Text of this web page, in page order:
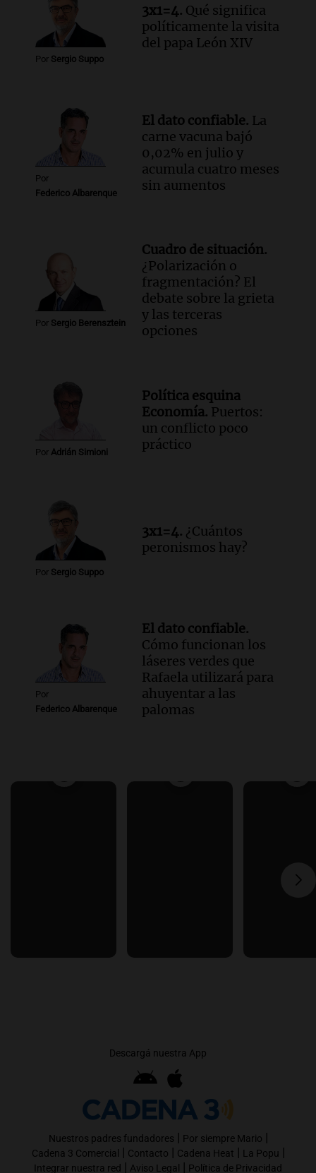
Audio.
Osvaldo Jaldo busca unificar
criterios con gobernadores del norte
argentino en Buenos Aires
Panorama Federal
Córdoba a pesar del sol en Carlos Paz
Noticias
Episodios
Por Sergio Suppo
3x1=4. Qué significa
políticamente la visita
del papa León XIV
Por
Federico Albarenque
El dato confiable. La
carne vacuna bajó
0,02% en julio y
acumula cuatro meses
sin aumentos
Por Sergio Berensztein
Cuadro de situación.
¿Polarización o
fragmentación? El
debate sobre la grieta
y las terceras
opciones
Por Adrián Simioni
Política esquina
Economía. Puertos:
un conflicto poco
práctico
Por Sergio Suppo
3x1=4. ¿Cuántos
peronismos hay?
Por
Federico Albarenque
El dato confiable.
Cómo funcionan los
láseres verdes que
Rafaela utilizará para
ahuyentar a las
palomas
Descargá nuestra App
Nuestros padres fundadores | Por siempre Mario |
Cadena 3 Comercial | Contacto | Cadena Heat | La Popu |
Integrar nuestra red | Aviso Legal | Política de Privacidad